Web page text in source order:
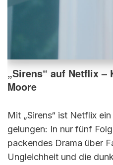
„Sirens“ auf Netflix
Moore
Mit „Sirens“ ist Netflix
gelungen: In nur fünf
packendes Drama über
Ungleichheit und die